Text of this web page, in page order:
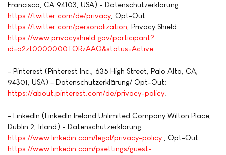
Francisco, CA 94103, USA) - Datenschutzerklärung:
https://twitter.com/de/privacy , Opt-Out:
https://twitter.com/personalization , Privacy Shield:
https://www.privacyshield.gov/participant?
id=a2zt0000000TORzAAO&status=Active
- Pinterest (Pinterest Inc., 635 High Street, Palo Alto, CA,
94301, USA) – Datenschutzerklärung/ Opt-Out:
https://about.pinterest.com/de/privacy-policy
- LinkedIn (LinkedIn Ireland Unlimited Company Wilton Place,
Dublin 2, Irland) - Datenschutzerklärung
https://www.linkedin.com/legal/privacy-policy , Opt-Out:
https://www.linkedin.com/psettings/guest-